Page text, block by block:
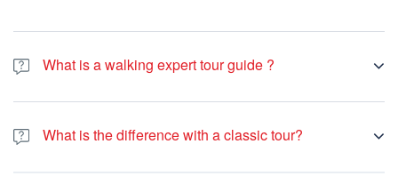
What is a walking expert tour guide ?
A local expert who shows visitors around topics of interest in an
area
What is the difference with a classic tour?